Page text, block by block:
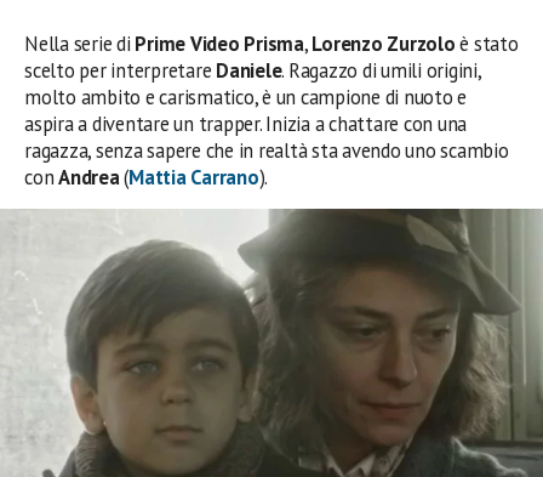
Nella serie di Prime Video Prisma,Lorenzo Zurzoloè stato
scelto per interpretare Daniele. Ragazzo di umili origini,
molto ambito e carismatico, è un campione di nuoto e
aspira a diventare un trapper. Inizia a chattare con una
ragazza, senza sapere che in realtà sta avendo uno scambio
conAndrea(Mattia Carrano).